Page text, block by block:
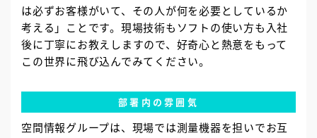
は必ずお客様がいて、その人が何を必要としているか
考える」ことです。現場技術もソフトの使い方も入社
後に丁寧にお教えしますので、好奇心と熱意をもって
この世界に飛び込んでみてください。
部署内の雰囲気
空間情報グループは、現場では測量機器を担いでお互